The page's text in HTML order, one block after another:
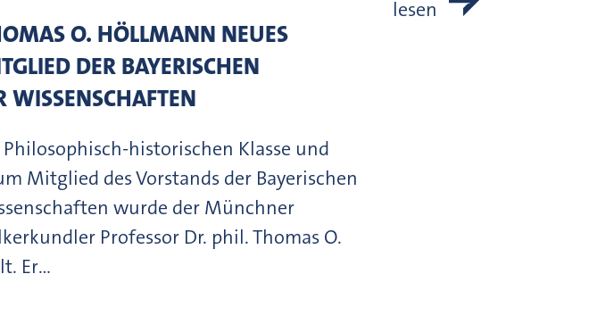
O. HÖLLMANN NEUES
DER BAYERISCHEN
WISSENSCHAFTEN
historischen Klasse und
Mitglied des Vorstands der Bayerischen
wurde der Münchner
Professor Dr. phil. Thomas O.
Er…
lesen